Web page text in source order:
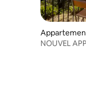
Appartement
efranche-
NOUVEL